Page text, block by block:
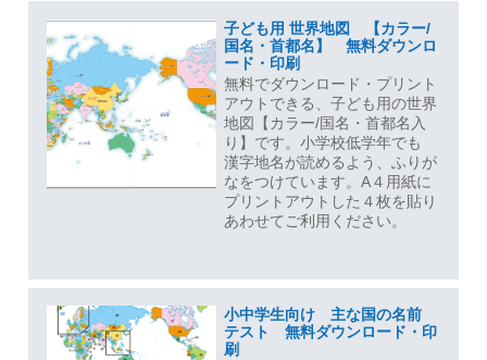
子ども用 世界地図 【カラー/
国名・首都名】 無料ダウンロ
ード・印刷
無料でダウンロード・プリント
アウトできる、子ども用の世界
地図【カラー/国名・首都名入
り】です。小学校低学年でも
漢字地名が読めるよう、ふりが
なをつけています。A４用紙に
プリントアウトした４枚を貼り
あわせてご利用ください。
小中学生向け 主な国の名前
テスト 無料ダウンロード・印
刷